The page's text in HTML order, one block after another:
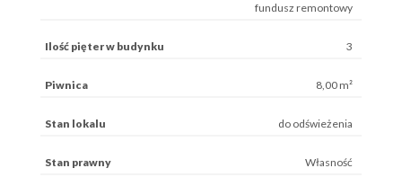
fundusz remontowy
Ilość pięter w budynku 3
Piwnica 8,00 m²
Stan lokalu do odświeżenia
Stan prawny Własność